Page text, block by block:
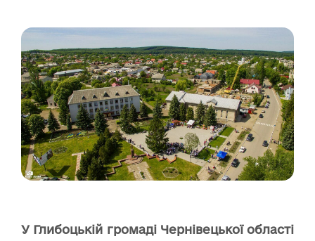
У Глибоцькій громаді Чернівецької області